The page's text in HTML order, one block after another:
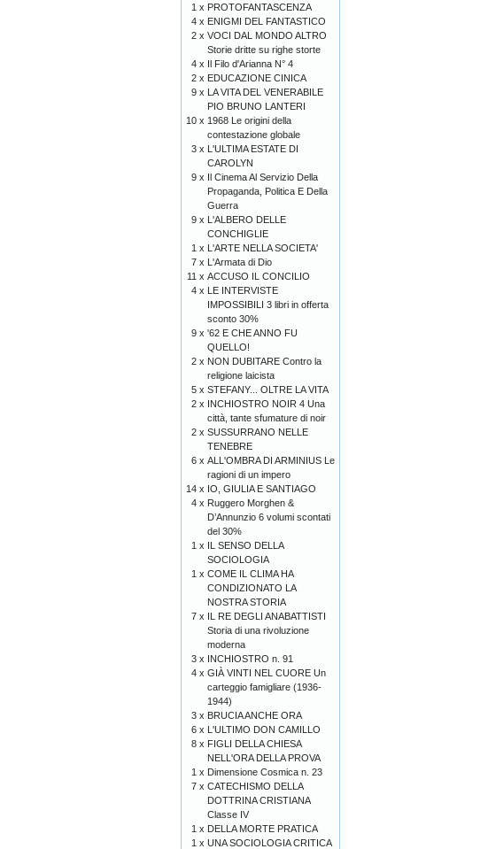
1 x PROTOFANTASCENZA
4 x ENIGMI DEL FANTASTICO
2 x VOCI DAL MONDO ALTRO
Storie dritte su righe storte
4 x Il Filo d'Arianna N° 4
2 x EDUCAZIONE CINICA
9 x LA VITA DEL VENERABILE
PIO BRUNO LANTERI
10 x 1968 Le origini della
contestazione globale
3 x L'ULTIMA ESTATE DI
CAROLYN
9 x Il Cinema Al Servizio Della
Propaganda, Politica E Della
Guerra
9 x L'ALBERO DELLE
CONCHIGLIE
1 x L'ARTE NELLA SOCIETA'
7 x L'Armata di Dio
11 x ACCUSO IL CONCILIO
4 x LE INTERVISTE
IMPOSSIBILI 3 libri in offerta
sconto 30%
9 x '62 E CHE ANNO FU
QUELLO!
2 x NON DUBITARE Contro la
religione laicista
5 x STEFANY... OLTRE LA VITA
2 x INCHIOSTRO NOIR 4 Una
città, tante sfumature di noir
2 x SUSSURRANO NELLE
TENEBRE
6 x ALL'OMBRA DI ARMINIUS Le
ragioni di un impero
14 x IO, GIULIA E SANTIAGO
4 x Ruggero Morghen &
D’Annunzio 6 volumi scontati
del 30%
1 x IL SENSO DELLA
SOCIOLOGIA
1 x COME IL CLIMA HA
CONDIZIONATO LA
NOSTRA STORIA
7 x IL RE DEGLI ANABATTISTI
Storia di una rivoluzione
moderna
3 x INCHIOSTRO n. 91
4 x GIÀ VINTI NEL CUORE Un
carteggio famigliare (1936-
1944)
3 x BRUCIA ANCHE ORA
6 x L'ULTIMO DON CAMILLO
8 x FIGLI DELLA CHIESA
NELL'ORA DELLA PROVA
1 x Dimensione Cosmica n. 23
7 x CATECHISMO DELLA
DOTTRINA CRISTIANA
Classe IV
1 x DELLA MORTE PRATICA
1 x UNA SOCIOLOGIA CRITICA